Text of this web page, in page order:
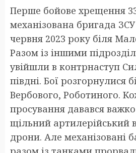
Перше бойове хрещення
механізована бригада
червня 2023 року біля
Разом із іншими
увійшли в контрнаступ
півдні. Бої розгорнулися
Вербового, Роботиного.
просування давався
щільний артилерійський
дрони. Але механізовані